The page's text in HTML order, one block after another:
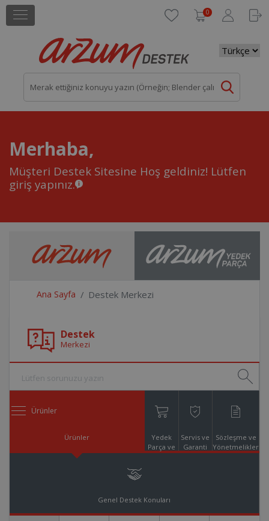
0
Merhaba,
Müşteri Destek Sitesine Hoş geldiniz! Lütfen
giriş yapınız.
Ana Sayfa Destek Merkezi
Destek
Merkezi
Ürünler
Ürünler
Yedek
Parça ve
Servis ve
Garanti
Sözleşme ve
Yönetmelikler
Genel Destek Konuları